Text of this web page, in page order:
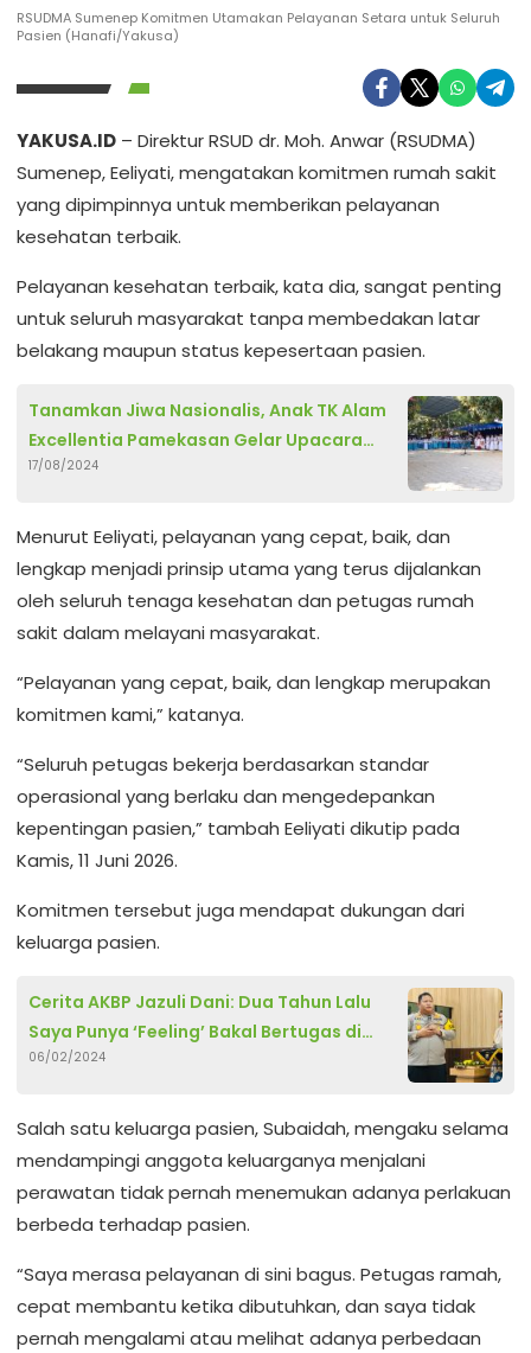
RSUDMA Sumenep Komitmen Utamakan Pelayanan Setara untuk Seluruh
Pasien (Hanafi/Yakusa)
YAKUSA.ID – Direktur RSUD dr. Moh. Anwar (RSUDMA)
Sumenep, Eeliyati, mengatakan komitmen rumah sakit
yang dipimpinnya untuk memberikan pelayanan
kesehatan terbaik.
Pelayanan kesehatan terbaik, kata dia, sangat penting
untuk seluruh masyarakat tanpa membedakan latar
belakang maupun status kepesertaan pasien.
Tanamkan Jiwa Nasionalis, Anak TK Alam
Excellentia Pamekasan Gelar Upacara
Bendera
17/08/2024
Menurut Eeliyati, pelayanan yang cepat, baik, dan
lengkap menjadi prinsip utama yang terus dijalankan
oleh seluruh tenaga kesehatan dan petugas rumah
sakit dalam melayani masyarakat.
“Pelayanan yang cepat, baik, dan lengkap merupakan
komitmen kami,” katanya.
“Seluruh petugas bekerja berdasarkan standar
operasional yang berlaku dan mengedepankan
kepentingan pasien,” tambah Eeliyati dikutip pada
Kamis, 11 Juni 2026.
Komitmen tersebut juga mendapat dukungan dari
keluarga pasien.
Cerita AKBP Jazuli Dani: Dua Tahun Lalu
Saya Punya ‘Feeling’ Bakal Bertugas di
Pamekasan
06/02/2024
Salah satu keluarga pasien, Subaidah, mengaku selama
mendampingi anggota keluarganya menjalani
perawatan tidak pernah menemukan adanya perlakuan
berbeda terhadap pasien.
“Saya merasa pelayanan di sini bagus. Petugas ramah,
cepat membantu ketika dibutuhkan, dan saya tidak
pernah mengalami atau melihat adanya perbedaan